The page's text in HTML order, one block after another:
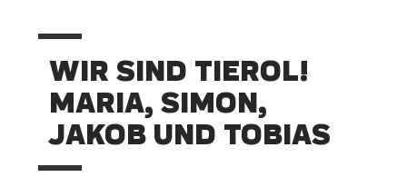
WIR SIND TIEROL!
MARIA, SIMON,
JAKOB UND TOBIAS